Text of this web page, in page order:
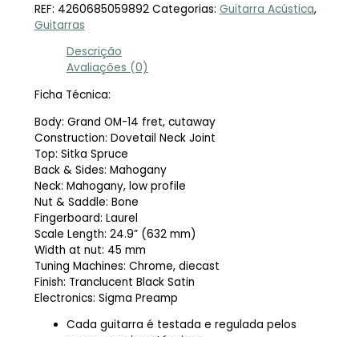
REF: 4260685059892 Categorias: Guitarra Acústica,
Guitarras
Descrição
Avaliações (0)
Ficha Técnica:
Body: Grand OM-14 fret, cutaway
Construction: Dovetail Neck Joint
Top: Sitka Spruce
Back & Sides: Mahogany
Neck: Mahogany, low profile
Nut & Saddle: Bone
Fingerboard: Laurel
Scale Length: 24.9” (632 mm)
Width at nut: 45 mm
Tuning Machines: Chrome, diecast
Finish: Tranclucent Black Satin
Electronics: Sigma Preamp
Cada guitarra é testada e regulada pelos